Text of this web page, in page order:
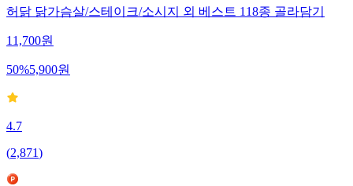
허닭 닭가슴살/스테이크/소시지 외 베스트 118종 골라담기
11,700원
50%5,900원
4.7
(2,871)